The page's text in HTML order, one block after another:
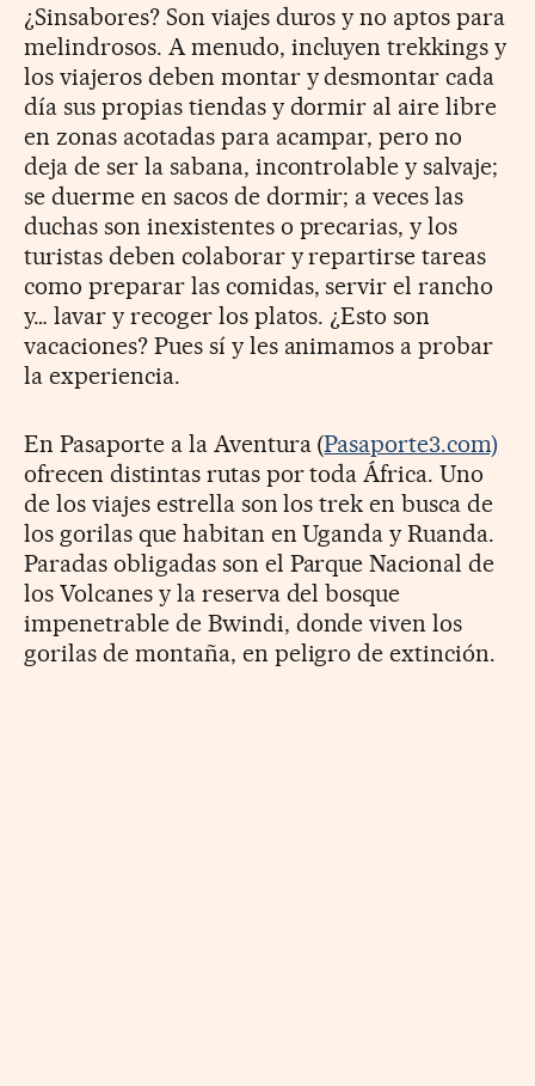
¿Sinsabores? Son viajes duros y no aptos para
melindrosos. A menudo, incluyen trekkings y
los viajeros deben montar y desmontar cada
día sus propias tiendas y dormir al aire libre
en zonas acotadas para acampar, pero no
deja de ser la sabana, incontrolable y salvaje;
se duerme en sacos de dormir; a veces las
duchas son inexistentes o precarias, y los
turistas deben colaborar y repartirse tareas
como preparar las comidas, servir el rancho
y… lavar y recoger los platos. ¿Esto son
vacaciones? Pues sí y les animamos a probar
la experiencia.
En Pasaporte a la Aventura (Pasaporte3.com)
ofrecen distintas rutas por toda África. Uno
de los viajes estrella son los trek en busca de
los gorilas que habitan en Uganda y Ruanda.
Paradas obligadas son el Parque Nacional de
los Volcanes y la reserva del bosque
impenetrable de Bwindi, donde viven los
gorilas de montaña, en peligro de extinción.